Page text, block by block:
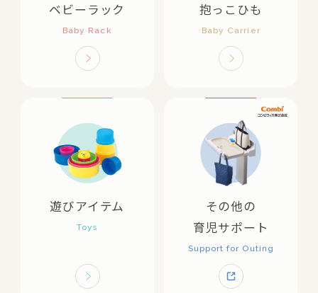
ベビーラック 抱っこひも
遊びアイテム
その他の
育児サポート